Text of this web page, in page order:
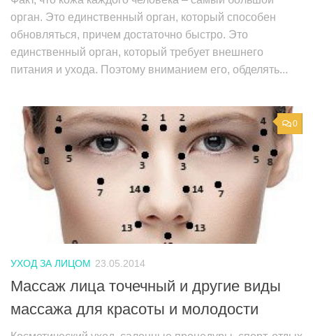
орган. Это единственный орган, который способен
обновляться, причем достаточно быстро. Это
единственный орган, который требует внешнего
питания и ухода. Поэтому вниманием его, обделять...
0
УХОД ЗА ЛИЦОМ 23.05.2014
Массаж лица точечный и другие виды
массажа для красоты и молодости